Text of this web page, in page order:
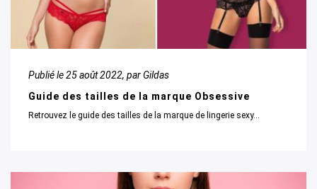
Publié le25 août 2022, par Gildas
Guide des tailles de la marque Obsessive
Retrouvez le guide des tailles de la marque de lingerie sexy...